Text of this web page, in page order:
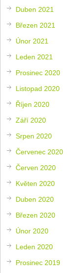
Duben 2021
Březen 2021
Únor 2021
Leden 2021
Prosinec 2020
Listopad 2020
Říjen 2020
Září 2020
Srpen 2020
Červenec 2020
Červen 2020
Květen 2020
Duben 2020
Březen 2020
Únor 2020
Leden 2020
Prosinec 2019